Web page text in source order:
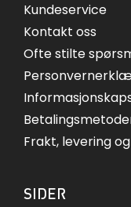
Kundeservice
Kontakt oss
Ofte stilte
Frakt, levering
SIDER